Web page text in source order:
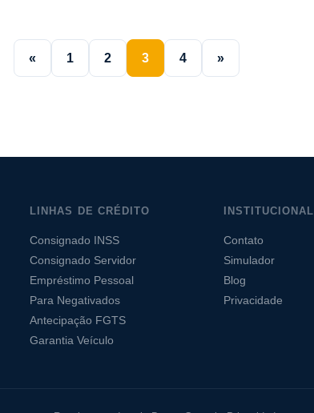
« 1 2 3 4 »
LINHAS DE CRÉDITO
Consignado INSS
Consignado Servidor
Empréstimo Pessoal
Para Negativados
Antecipação FGTS
Garantia Veículo
INSTITUCIONAL
Contato
Simulador
Blog
Privacidade